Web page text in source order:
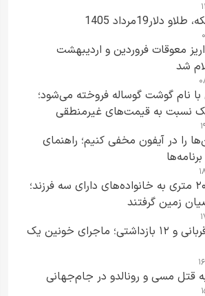
1405
معوقات فروردین و اردیبهشت
شد
نام گوشت گوساله فروخته می‌شود؛
نسبت به قیمت‌های غیرمنطقی
را در آیفون مخفی کنیم؛ راهنمای
واگذاری زمین ۲۰۰ متری به خانواده‌های دارای سه فرزند؛
چند گلوله، یک قربانی و ۱۲ بازداشتی؛ ماجرای خونین یک
قتل مسی و رونالدو در جام‌جهانی